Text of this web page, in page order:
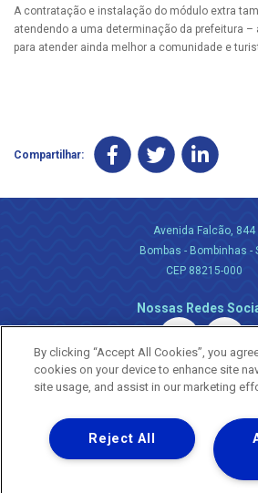
A contratação e instalação do módulo extra
atendendo a uma determinação da prefeitura
para atender ainda melhor a comunidade e
Compartilhar:
Avenida Falcão, 844
Bombas - Bombinhas -
CEP 88215-000
Nossas Redes
Uma empresa
Copyright ® 2026 - Todos
Nossa natureza
By clicking “Accept All Cookies”, you
cookies on your device to enhance site
site usage, and assist in our marketing
Reject All